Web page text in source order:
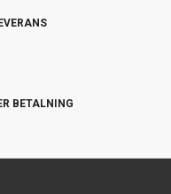
BETALNING